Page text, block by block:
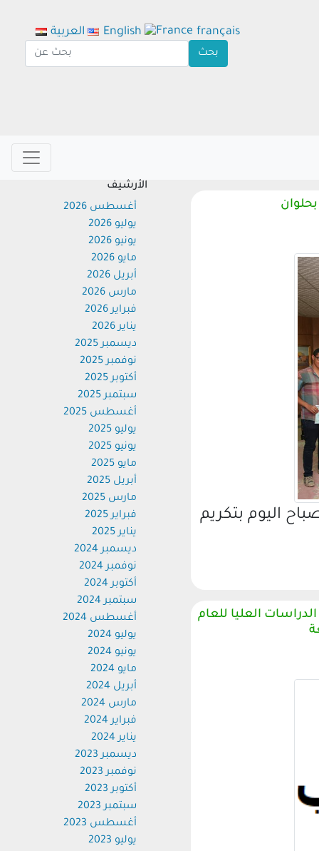
اليوم بتكريم
العليا للعام
الأرشيف
أغسطس 2026
يوليو 2026
يونيو 2026
مايو 2026
أبريل 2026
مارس 2026
فبراير 2026
يناير 2026
ديسمبر 2025
نوفمبر 2025
أكتوبر 2025
سبتمبر 2025
أغسطس 2025
يوليو 2025
يونيو 2025
مايو 2025
أبريل 2025
مارس 2025
فبراير 2025
يناير 2025
ديسمبر 2024
نوفمبر 2024
أكتوبر 2024
سبتمبر 2024
أغسطس 2024
يوليو 2024
يونيو 2024
مايو 2024
أبريل 2024
مارس 2024
فبراير 2024
يناير 2024
ديسمبر 2023
نوفمبر 2023
أكتوبر 2023
سبتمبر 2023
أغسطس 2023
يوليو 2023
العربية English français